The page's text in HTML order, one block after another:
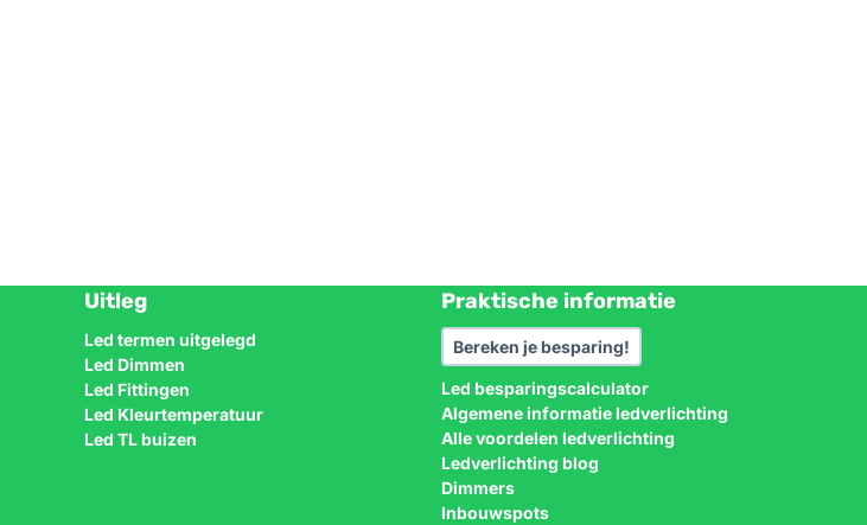
Uitleg
Led termen uitgelegd
Led Dimmen
Led Fittingen
Led Kleurtemperatuur
Led TL buizen
Praktische informatie
Bereken je besparing!
Led besparingscalculator
Algemene informatie ledverlichting
Alle voordelen ledverlichting
Ledverlichting blog
Dimmers
Inbouwspots